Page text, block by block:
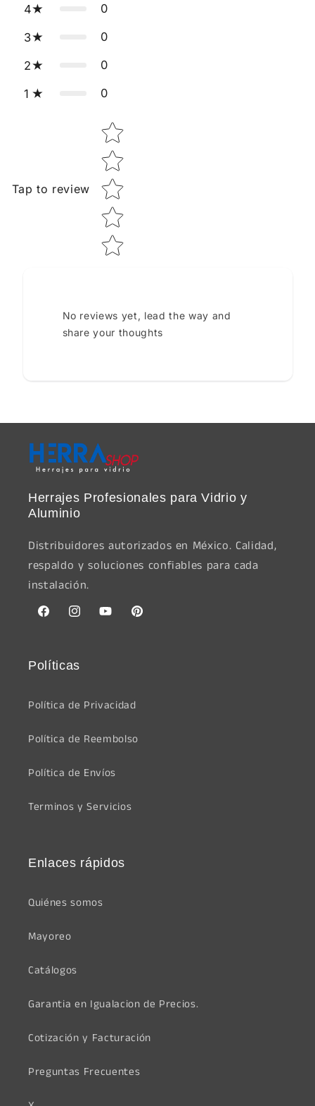
4 0
3 0
2 0
1 0
Tap to review
Star rating
No reviews yet, lead the way and
share your thoughts
Herrajes Profesionales para Vidrio y
Aluminio
Distribuidores autorizados en México. Calidad,
respaldo y soluciones confiables para cada
instalación.
FacebookInstagramYouTubePinterest
Políticas
Política de Privacidad
Política de Reembolso
Política de Envíos
Terminos y Servicios
Enlaces rápidos
Quiénes somos
Mayoreo
Catálogos
Garantia en Igualacion de Precios.
Cotización y Facturación
Preguntas Frecuentes